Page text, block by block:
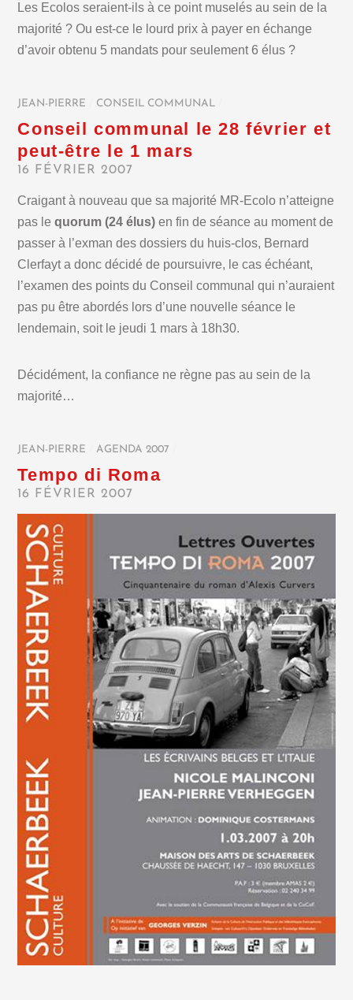
Les Ecolos seraient-ils à ce point muselés au sein de la
majorité ? Ou est-ce le lourd prix à payer en échange
d’avoir obtenu 5 mandats pour seulement 6 élus ?
JEAN-PIERRE CONSEIL COMMUNAL
Conseil communal le 28 février et
peut-être le 1 mars
16 FÉVRIER 2007
Craigant à nouveau que sa majorité MR-Ecolo n’atteigne
pas lequorum (24 élus) en fin de séance au moment de
passer à l’exman des dossiers du huis-clos, Bernard
Clerfayt a donc décidé de poursuivre, le cas échéant,
l’examen des points du Conseil communal qui n’auraient
pas pu être abordés lors d’une nouvelle séance le
lendemain, soit le jeudi 1 mars à 18h30.
Décidément, la confiance ne règne pas au sein de la
majorité…
JEAN-PIERRE AGENDA 2007
Tempo di Roma
16 FÉVRIER 2007